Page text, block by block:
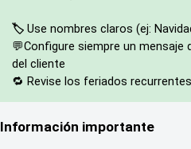
🏷️ Use nombres claros (ej:
💬Configure siempre un mensaje
del cliente
🔁 Revise los feriados
Información importante